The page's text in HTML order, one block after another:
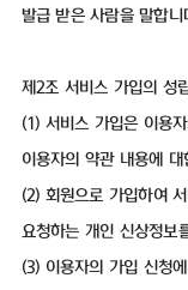
발급 받은 사람을 말합니
제2조 서비스 가입의 성
(1) 서비스 가입은 이용
이용자의 약관 내용에
(2) 회원으로 가입하여
요청하는 개인 신상정보
(3) 이용자의 가입 신청